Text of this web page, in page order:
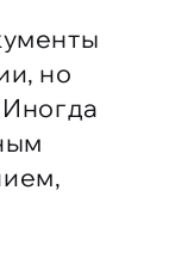
но